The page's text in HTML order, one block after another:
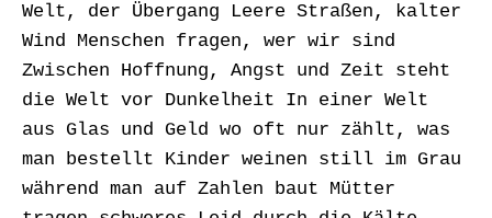
Welt, der Übergang Leere Straßen, kalter
Wind Menschen fragen, wer wir sind
Zwischen Hoffnung, Angst und Zeit steht
die Welt vor Dunkelheit In einer Welt
aus Glas und Geld wo oft nur zählt, was
man bestellt Kinder weinen still im Grau
während man auf Zahlen baut Mütter